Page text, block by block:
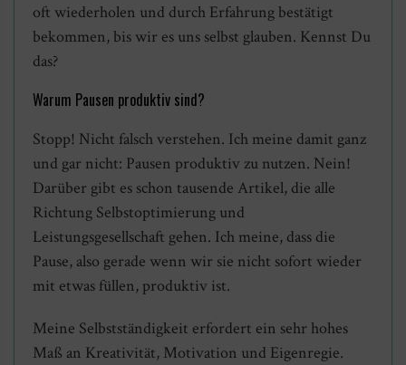
oft wiederholen und durch Erfahrung bestätigt
bekommen, bis wir es uns selbst glauben. Kennst Du
das?
Warum Pausen produktiv sind?
Stopp! Nicht falsch verstehen. Ich meine damit ganz
und gar nicht: Pausen produktiv zu nutzen. Nein!
Darüber gibt es schon tausende Artikel, die alle
Richtung Selbstoptimierung und
Leistungsgesellschaft gehen. Ich meine, dass die
Pause, also gerade wenn wir sie nicht sofort wieder
mit etwas füllen, produktiv ist.
Meine Selbstständigkeit erfordert ein sehr hohes
Maß an Kreativität, Motivation und Eigenregie.